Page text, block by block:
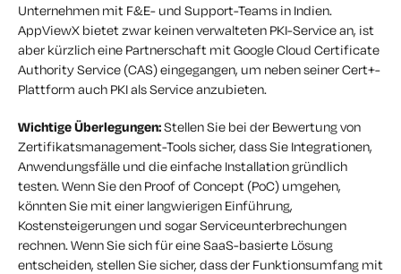
Unternehmen mit F&E- und Support-Teams in Indien.
AppViewX bietet zwar keinen verwalteten PKI-Service an, ist
aber kürzlich eine Partnerschaft mit Google Cloud Certificate
Authority Service (CAS) eingegangen, um neben seiner Cert+-
Plattform auch PKI als Service anzubieten.
Wichtige Überlegungen:Stellen Sie bei der Bewertung von
Zertifikatsmanagement-Tools sicher, dass Sie Integrationen,
Anwendungsfälle und die einfache Installation gründlich
testen. Wenn Sie den Proof of Concept (PoC) umgehen,
könnten Sie mit einer langwierigen Einführung,
Kostensteigerungen und sogar Serviceunterbrechungen
rechnen. Wenn Sie sich für eine SaaS-basierte Lösung
entscheiden, stellen Sie sicher, dass der Funktionsumfang mit